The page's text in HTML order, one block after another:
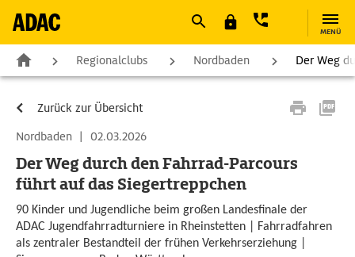
MENÜ
Regionalclubs Nordbaden Der Weg
Zurück zur Übersicht
Nordbaden | 02.03.2026
Der Weg durch den Fahrrad-Parcours
führt auf das Siegertreppchen
90 Kinder und Jugendliche beim großen Landesfinale der
ADAC Jugendfahrradturniere in Rheinstetten | Fahrradfahren
als zentraler Bestandteil der frühen Verkehrserziehung |